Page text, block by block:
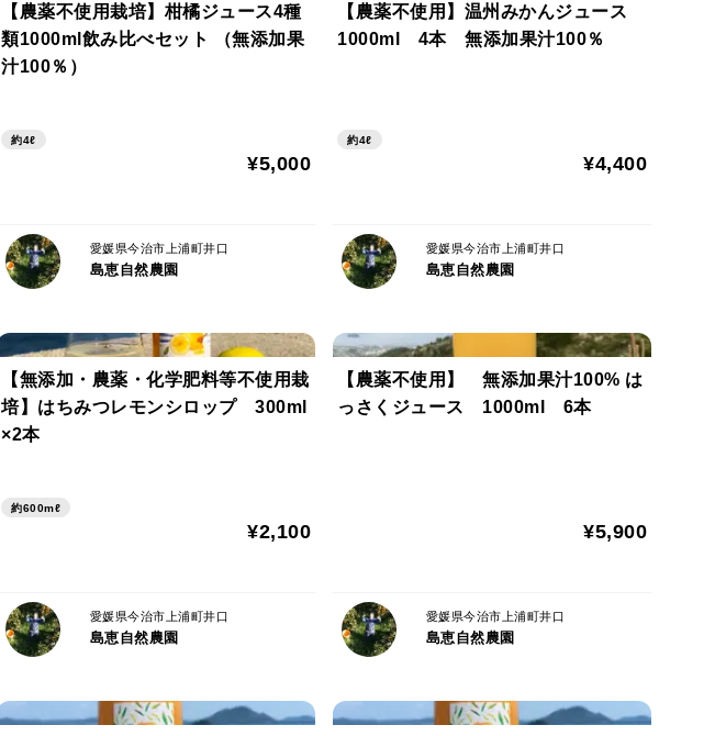
【農薬不使用栽培】柑橘ジュース4種
類1000ml飲み比べセット （無添加果
汁100％）
約4ℓ
¥5,000
愛媛県今治市上浦町井口
島恵自然農園
【農薬不使用】温州みかんジュース
1000ml 4本 無添加果汁100％
約4ℓ
¥4,400
愛媛県今治市上浦町井口
島恵自然農園
【無添加・農薬・化学肥料等不使用栽
培】はちみつレモンシロップ 300ml
×2本
約600mℓ
¥2,100
愛媛県今治市上浦町井口
島恵自然農園
【農薬不使用】 無添加果汁100% は
っさくジュース 1000ml 6本
¥5,900
愛媛県今治市上浦町井口
島恵自然農園